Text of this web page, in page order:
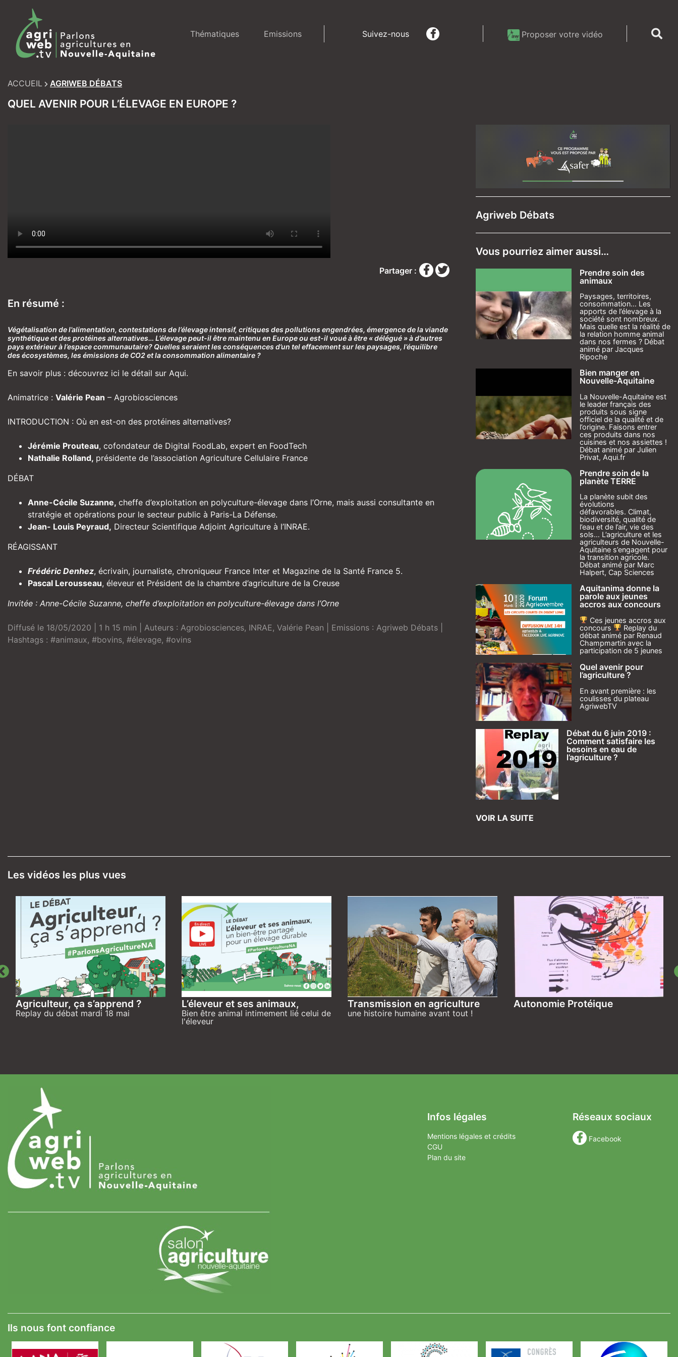
content
Thématiques Emissions Suivez-nous Proposer votre vidéo
ACCUEIL AGRIWEB DÉBATS
QUEL AVENIR POUR L’ÉLEVAGE EN EUROPE ?
Partager :
En résumé :
Végétalisation de l’alimentation, contestations de l’élevage intensif, critiques des pollutions engendrées, émergence de la viande
synthétique et des protéines alternatives… L’élevage peut-il être maintenu en Europe ou est-il voué à être « délégué » à d’autres
pays extérieur à l’espace communautaire? Quelles seraient les conséquences d’un tel effacement sur les paysages, l’équilibre
des écosystèmes, les émissions de CO2 et la consommation alimentaire ?
En savoir plus : découvrez ici le détail sur Aqui.
Animatrice : Valérie Pean – Agrobiosciences
INTRODUCTION : Où en est-on des protéines alternatives?
Jérémie Prouteau, cofondateur de Digital FoodLab, expert en FoodTech
Nathalie Rolland, présidente de l’association Agriculture Cellulaire France
DÉBAT
Anne-Cécile Suzanne, cheffe d’exploitation en polyculture-élevage dans l’Orne, mais aussi consultante en
stratégie et opérations pour le secteur public à Paris-La Défense.
Jean- Louis Peyraud, Directeur Scientifique Adjoint Agriculture à l’INRAE.
RÉAGISSANT
Frédéric Denhez, écrivain, journaliste, chroniqueur France Inter et Magazine de la Santé France 5.
Pascal Lerousseau, éleveur et Président de la chambre d’agriculture de la Creuse
Invitée : Anne-Cécile Suzanne, cheffe d’exploitation en polyculture-élevage dans l’Orne
Diffusé le 18/05/2020 | 1 h 15 min | Auteurs : Agrobiosciences, INRAE, Valérie Pean | Emissions : Agriweb Débats
Hashtags : #animaux, #bovins, #élevage, #ovins
Agriweb Débats
Vous pourriez aimer aussi…
Prendre soin des
animaux
Paysages, territoires,
consommation… Les
apports de l’élevage à la
société sont nombreux.
Mais quelle est la réalité de
la relation homme animal
dans nos fermes ? Débat
animé par Jacques
Ripoche
Bien manger en
Nouvelle-Aquitaine
La Nouvelle-Aquitaine est
le leader français des
produits sous signe
officiel de la qualité et de
l’origine. Faisons entrer
ces produits dans nos
cuisines et nos assiettes !
Débat animé par Julien
Privat, Aqui.fr
Prendre soin de la
planète TERRE
La planète subit des
évolutions
défavorables. Climat,
biodiversité, qualité de
l’eau et de l’air, vie des
sols… L’agriculture et les
agriculteurs de Nouvelle-
Aquitaine s’engagent pour
la transition agricole.
Débat animé par Marc
Halpert, Cap Sciences
Aquitanima donne la
parole aux jeunes
accros aux concours
Ces jeunes accros aux
concours
Replay du
débat animé par Renaud
Champmartin avec la
participation de 5 jeunes
Quel avenir pour
l’agriculture ?
En avant première : les
coulisses du plateau
AgriwebTV
Débat du 6 juin 2019 :
Comment satisfaire les
besoins en eau de
l’agriculture ?
VOIR LA SUITE
Les vidéos les plus vues
Agriculteur, ça s’apprend ?
Replay du débat mardi 18 mai
L’éleveur et ses animaux,
Bien être animal intimement lié celui de
l'éleveur
Transmission en agriculture
une histoire humaine avant tout !
Autonomie Protéique
Infos légales
Mentions légales et crédits
CGU
Plan du site
Réseaux sociaux
Facebook
Ils nous font confiance